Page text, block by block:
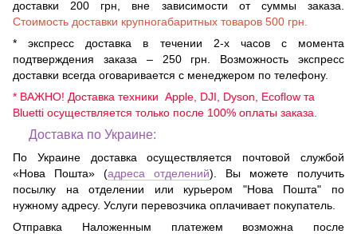
доставки 200 грн, вне зависимости от суммы заказа.
Стоимость доставки крупногабаритных товаров 500 грн.
* экспресс доставка в течении 2-х часов с момента
подтверждения заказа – 250 грн. Возможность экспресс
доставки всегда оговаривается с менеджером по телефону.
* ВАЖНО! Доставка техники Apple, DJI, Dyson, Ecoflow та
Bluetti осуществляется только после 100% оплаты заказа.
Доставка по Украине:
По Украине доставка осуществляется почтовой службой
«Нова Пошта» (адреса отделений). Вы можете получить
посылку на отделении или курьером "Нова Пошта" по
нужному адресу. Услуги перевозчика оплачивает покупатель.
Отправка Наложенным платежем возможна после